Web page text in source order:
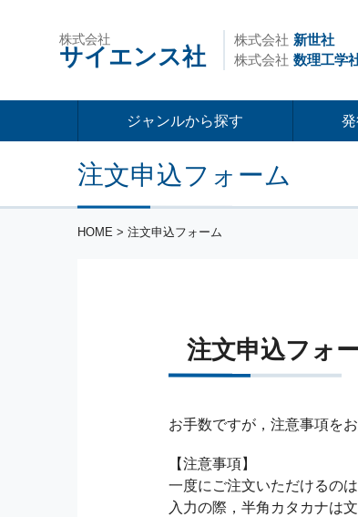
株式会社
サイエンス社
株式会社 新世社
株式会社 数理工学
ジャンルから探す
注文申込フォーム
HOME > 注文申込フォーム
注文申込フォ
お手数ですが，注意事項を
【注意事項】
一度にご注文いただけるの
入力の際，半角カタカナは